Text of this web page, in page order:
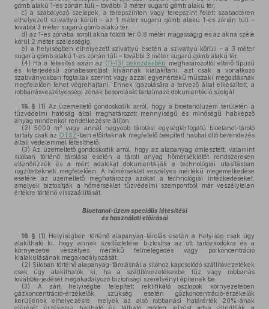
gömb alakú 1-es zónán túli – további 3 méter sugarú gömb alakú tér,
c) a szabályozó szelepek, a terepszinten vagy terepszint felett szabadtéren
elhelyezett szivattyú körüli – az 1 méter sugarú gömb alakú 1-es zónán túli –
további 3 méter sugarú gömb alakú tér,
d) az 1-es zónába sorolt akna fölötti tér 0,8 méter magasságig és az akna széle
körül 2 méter szélességig,
e) a helyiségben elhelyezett szivattyú esetén a szivattyú körüli – a 3 méter
sugarú gömb alakú 1-es zónán túli – további 3 méter sugarú gömb alakú tér.
(4) Ha a létesítés során az (1)–(3) bekezdésben meghatározottól eltérő típusú
és kiterjedésű zónabesorolást kívánnak kialakítani, azt csak a vonatkozó
szabványokban foglaltak szerint vagy azzal egyenértékű műszaki megoldásnak
megfelelően lehet végrehajtani. Ennek igazolására a tervező által elkészített, a
robbanásveszélyességi zónák besorolását tartalmazó dokumentáció szolgál.
15. § (1) Az üzemeltető gondoskodik arról, hogy a bioetanolüzem területén a
tűzvédelmi hatóság által meghatározott mennyiségű és minőségű habképző
anyag mindenkor rendelkezésre álljon.
(2) 5000 m3
vagy annál nagyobb tárolási egységtérfogatú bioetanol-tároló
tartály csak az OTSZ-ben előírtaknak megfelelő beépített habbal oltó berendezés
általi védelemmel létesíthető.
(3) Az üzemeltető gondoskodik arról, hogy az alapanyag ömlesztett, valamint
silóban történő tárolása esetén a tárolt anyag hőmérsékletét rendszeresen
ellenőrizzék és a mért adatokat dokumentálják a technológiai utasításban
rögzítetteknek megfelelően. A hőmérséklet veszélyes mértékű megemelkedése
esetére az üzemeltető meghatározza azokat a technológiai intézkedéseket,
amelyek biztosítják a hőmérséklet tűzvédelmi szempontból már veszélytelen
értékre történő visszaállítását.
Bioetanol-üzem speciális létesítési
és használati előírásai
16. § (1) Helyiségben történő alapanyag-tárolás esetén a helyiség csak úgy
alakítható ki, hogy annak szellőztetése biztosítsa az ott tartózkodókra és a
környezetre veszélyes mértékű felmelegedés vagy porkoncentráció
kialakulásának megakadályozását.
(2) Silóban történő alapanyag-tárolásnál a silóhoz kapcsolódó szállítóvezetékek
csak úgy alakíthatók ki, ha a szállítóvezetékekbe tűz vagy robbanás
továbbterjedését megakadályozó biztonsági szerelvényt építenek be.
(3) A zárt helyiségbe telepített rektifikáló oszlopok környezetében
gázkoncentráció-érzékelők, szükség esetén gőzkoncentráció-érzékelők
kerüljenek elhelyezésre, melyek az alsó robbanási határérték 20%-ának